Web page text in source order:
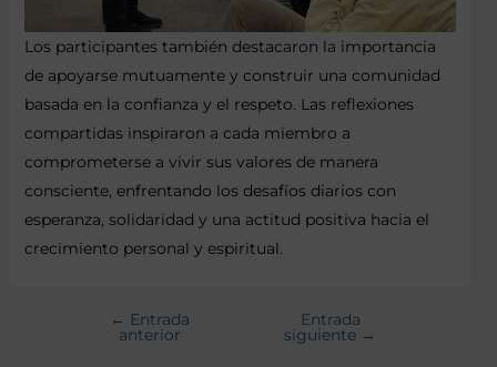
Los participantes también destacaron la importancia
de apoyarse mutuamente y construir una comunidad
basada en la confianza y el respeto. Las reflexiones
compartidas inspiraron a cada miembro a
comprometerse a vivir sus valores de manera
consciente, enfrentando los desafíos diarios con
esperanza, solidaridad y una actitud positiva hacia el
crecimiento personal y espiritual.
← Entrada
anterior
Entrada
siguiente →